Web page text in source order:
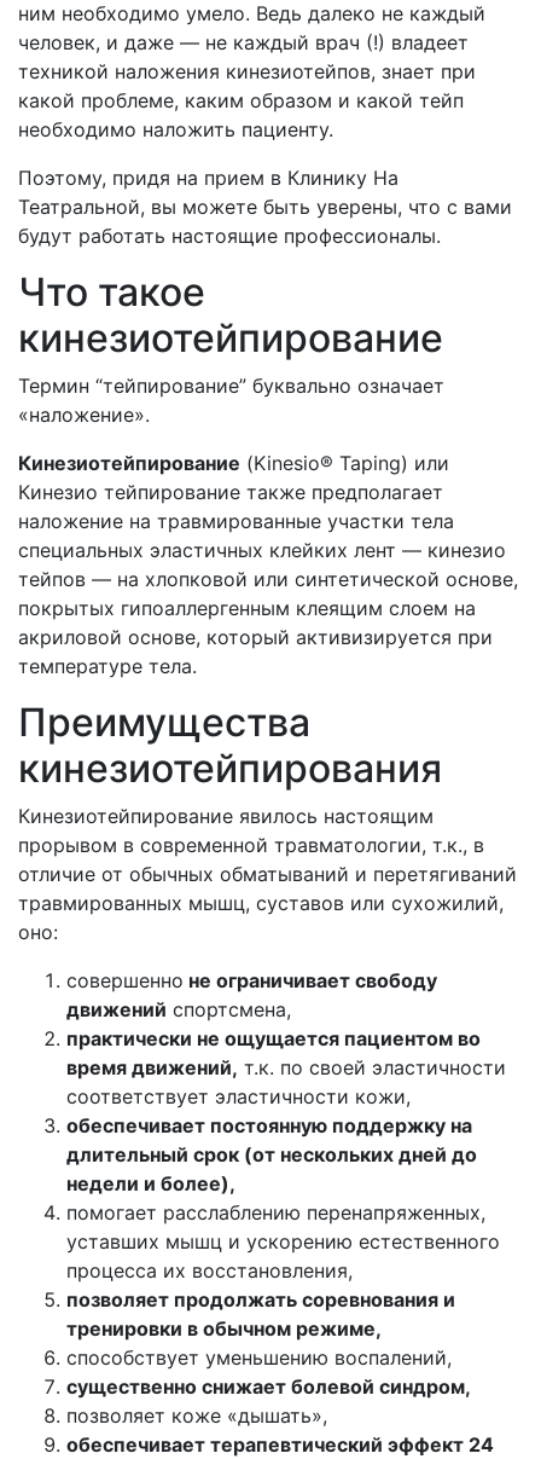
ним необходимо умело. Ведь далеко не каждый
человек, и даже — не каждый врач (!) владеет
техникой наложения кинезиотейпов, знает при
какой проблеме, каким образом и какой тейп
необходимо наложить пациенту.
Поэтому, придя на прием в Клинику На
Театральной, вы можете быть уверены, что с вами
будут работать настоящие профессионалы.
Что такое
кинезиотейпирование
Термин “тейпирование” буквально означает
«наложение».
Кинезиотейпирование (Kinesio® Taping) или
Кинезио тейпирование также предполагает
наложение на травмированные участки тела
специальных эластичных клейких лент — кинезио
тейпов — на хлопковой или синтетической основе,
покрытых гипоаллергенным клеящим слоем на
акриловой основе, который активизируется при
температуре тела.
Преимущества
кинезиотейпирования
Кинезиотейпирование явилось настоящим
прорывом в современной травматологии, т.к., в
отличие от обычных обматываний и перетягиваний
травмированных мышц, суставов или сухожилий,
оно:
совершенно не ограничивает свободу
движений спортсмена,
практически не ощущается пациентом во
время движений, т.к. по своей эластичности
соответствует эластичности кожи,
обеспечивает постоянную поддержку на
длительный срок (от нескольких дней до
недели и более),
помогает расслаблению перенапряженных,
уставших мышц и ускорению естественного
процесса их восстановления,
позволяет продолжать соревнования и
тренировки в обычном режиме,
способствует уменьшению воспалений,
существенно снижает болевой синдром,
позволяет коже «дышать»,
обеспечивает терапевтический эффект 24